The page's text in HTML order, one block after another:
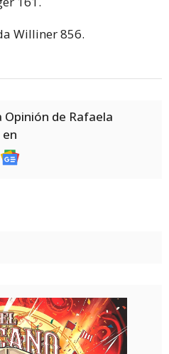
Williner 856.
Opinión de Rafaela
en